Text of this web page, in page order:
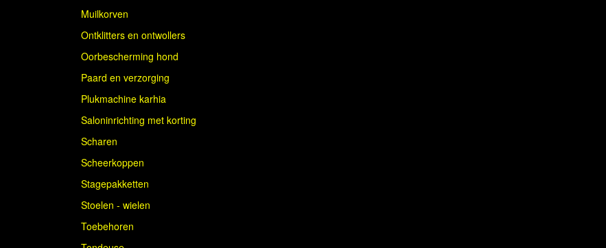
Muilkorven
Ontklitters en ontwollers
Oorbescherming hond
Paard en verzorging
Plukmachine karhia
Saloninrichting met korting
Scharen
Scheerkoppen
Stagepakketten
Stoelen - wielen
Toebehoren